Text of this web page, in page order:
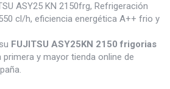
ASY25 KN 2150frg, Refrigeración
cl/h, eficiencia energética A++ frio y
FUJITSU ASY25KN 2150 frigorias
y mayor tienda online de